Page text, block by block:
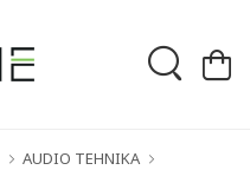
AUDIO TEHNIKA